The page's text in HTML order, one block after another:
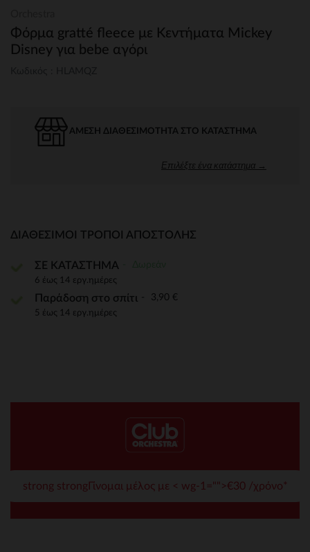
Φόρμα gratté fleece με Κεντήματα Mickey
Disney για bebe αγόρι
ΆΜΕΣΗ ΔΙΑΘΕΣΙΜΌΤΗΤΑ ΣΤΟ ΚΑΤΆΣΤΗΜΑ
Επιλέξτε ένα κατάστημα →
ΔΙΑΘΈΣΙΜΟΙ ΤΡΌΠΟΙ ΑΠΟΣΤΟΛΉΣ
ΣΕ ΚΑΤΑΣΤΗΜΑ
6 έως 14 εργ.ημέρες
Παράδοση στο σπίτι 3,90 €
5 έως 14 εργ.ημέρες
strong strongΓίνομαι μέλος με < wg-1="">€30 /χρόνο*